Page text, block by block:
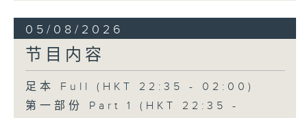
05/08/2026
节目内容
足本 Full (HKT 22:35 - 02:00)
第一部份 Part 1 (HKT 22:35 -